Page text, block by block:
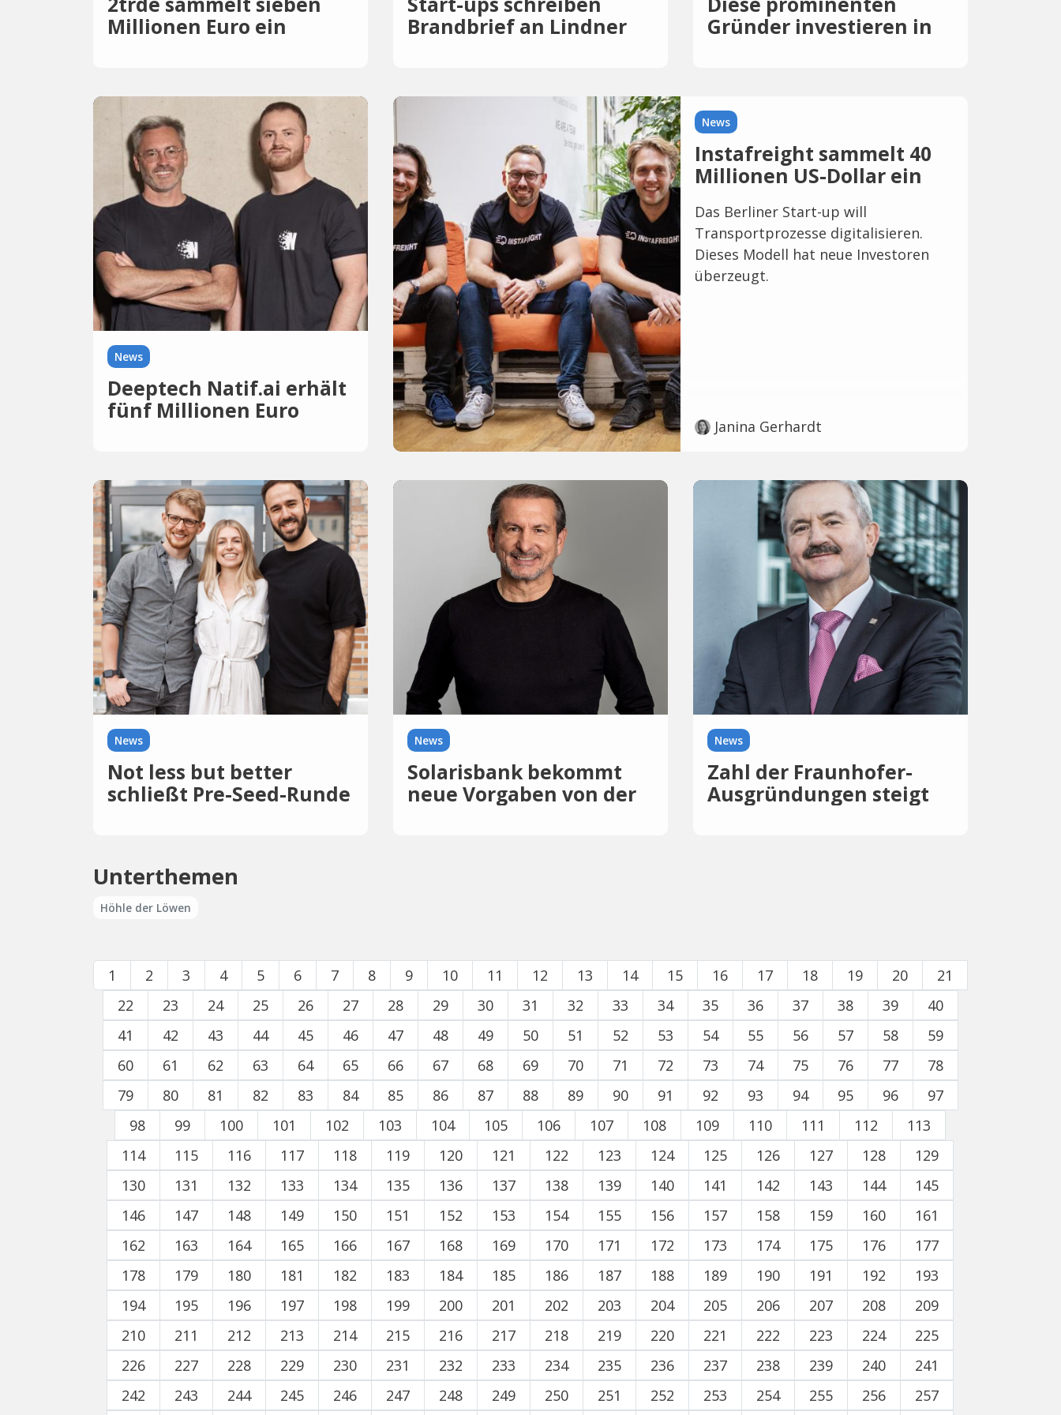
Millionen Euro ein
Brandbrief an Lindner
Gründer investieren in
News
Deeptech Natif.ai erhält
fünf Millionen Euro
News
Instafreight sammelt 40
Millionen US-Dollar ein
Das Berliner Start-up will
Transportprozesse digitalisieren.
Dieses Modell hat neue Investoren
überzeugt.
Janina Gerhardt
News
Not less but better
schließt Pre-Seed-Runde
News
Solarisbank bekommt
neue Vorgaben von der
News
Zahl der Fraunhofer-
Ausgründungen steigt
Unterthemen
Höhle der Löwen
1 2 3 4 5 6 7 8 9 10 11 12 13 14 15 16 17 18 19 20
21
22
23 24 25 26 27 28 29 30 31 32 33 34 35 36 37 38 39
40
41
42 43 44 45 46 47 48 49 50 51 52 53 54 55 56 57 58
59
60
61 62 63 64 65 66 67 68 69 70 71 72 73 74 75 76 77
78
79
80 81 82 83 84 85 86 87 88 89 90 91 92 93 94 95 96
97
98
99 100 101 102 103 104 105 106 107 108 109 110 111 112
113
114
115 116 117 118 119 120 121 122 123 124 125 126 127 128
129
130
131 132 133 134 135 136 137 138 139 140 141 142 143 144
145
146
147 148 149 150 151 152 153 154 155 156 157 158 159 160
161
162
163 164 165 166 167 168 169 170 171 172 173 174 175 176
177
178
179 180 181 182 183 184 185 186 187 188 189 190 191 192
193
194
195 196 197 198 199 200 201 202 203 204 205 206 207 208
209
210
211 212 213 214 215 216 217 218 219 220 221 222 223 224
225
226
227 228 229 230 231 232 233 234 235 236 237 238 239 240
241
242
243 244 245 246 247 248 249 250 251 252 253 254 255 256 257